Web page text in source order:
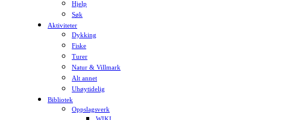
Hjelp
Søk
Aktiviteter
Dykking
Fiske
Turer
Natur & Villmark
Alt annet
Uhøytidelig
Bibliotek
Oppslagsverk